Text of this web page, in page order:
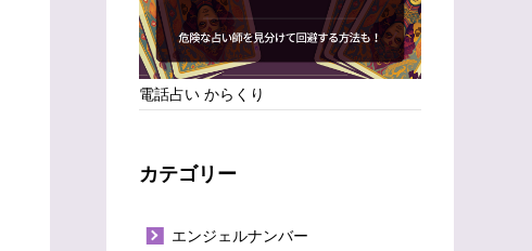
電話占い からくり
カテゴリー
エンジェルナンバー